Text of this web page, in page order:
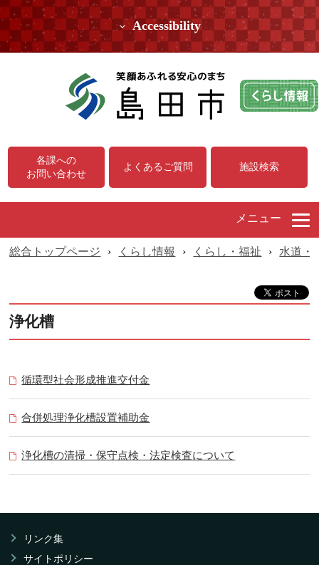
Accessibility
各課への
お問い合わせ
よくあるご質問 施設検索
メニュー
総合トップページ › くらし情報 › くらし・福祉 › 水道・
浄化槽
循環型社会形成推進交付金
合併処理浄化槽設置補助金
浄化槽の清掃・保守点検・法定検査について
リンク集
サイトポリシー